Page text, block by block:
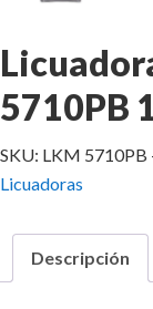
5710PB
SKU: LKM 5710PB
Licuadoras
Descripción